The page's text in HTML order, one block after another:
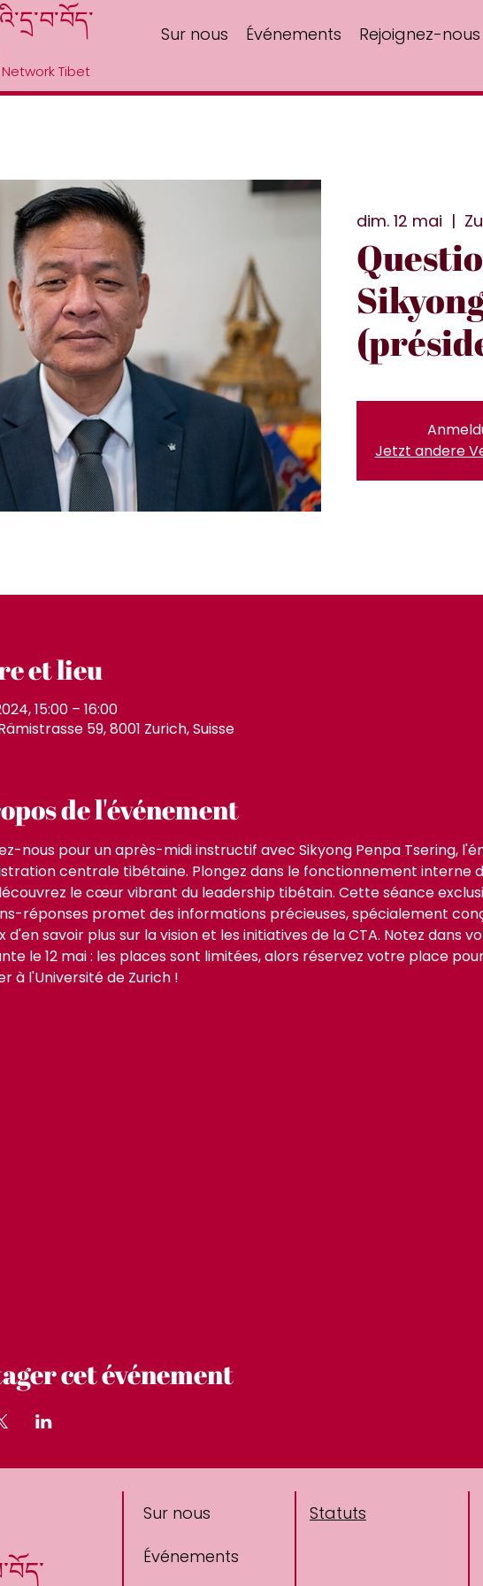
Tibet
Sur nous Événements Rejoignez-nous
dim. 12 mai
  |
Jetzt andere
et lieu
15:00 – 16:00
59, 8001 Zurich, Suisse
de l'événement
nous pour un après-midi instructif avec Sikyong Penpa Tsering,
centrale tibétaine. Plongez dans le fonctionnement interne
le cœur vibrant du leadership tibétain. Cette séance
réponses promet des informations précieuses, spécialement
d'en savoir plus sur la vision et les initiatives de la CTA. Notez dans
le 12 mai : les places sont limitées, alors réservez votre place
à l'Université de Zurich !
cet événement
Sur nous
Événements
Statuts